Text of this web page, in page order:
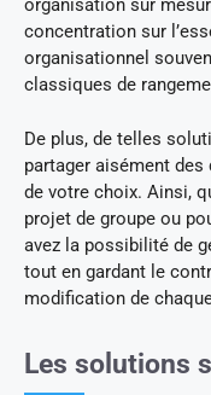
organisation sur
concentration sur
organisationnel
classiques de
De plus, de telles
partager aisément
de votre choix. Ainsi,
projet de groupe ou
avez la possibilité de
tout en gardant le
modification de
Les solutions